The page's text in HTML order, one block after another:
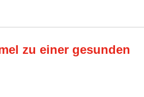
zu einer gesunden